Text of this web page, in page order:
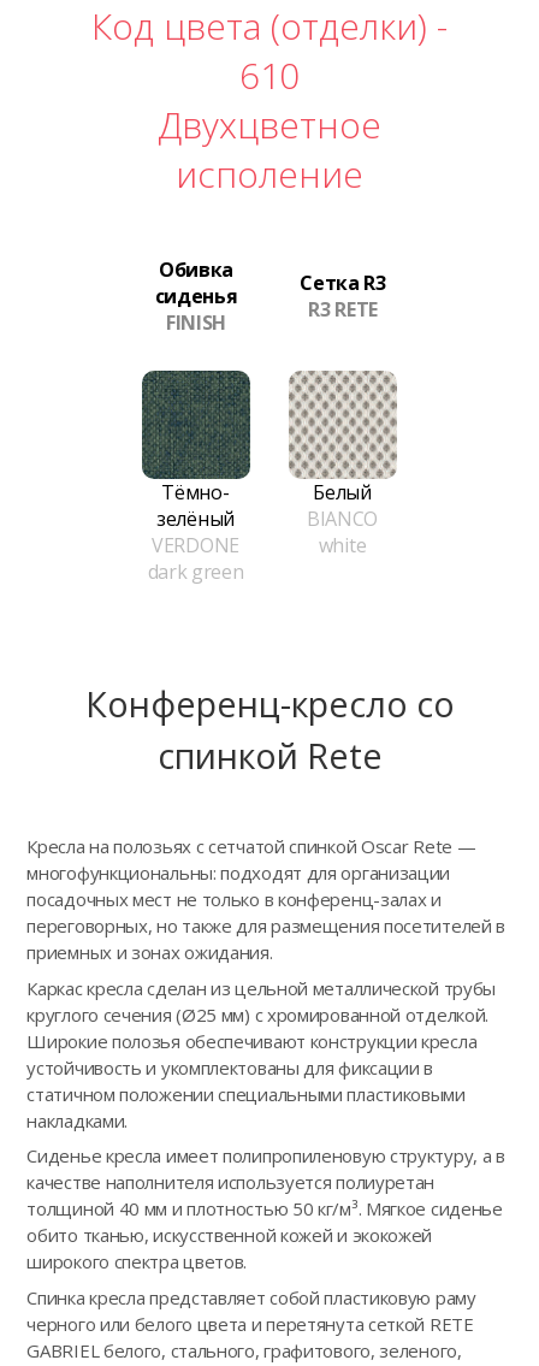
Код цвета (отделки) -
610
Двухцветное
исполение
Обивка
сиденья
FINISH
Сетка R3
R3 RETE
Тёмно-
зелёный
VERDONE
dark green
Белый
BIANCO
white
Конференц-кресло сo
спинкой Rete
Кресла на полозьях с сетчатой спинкой Oscar Rete —
многофункциональны: подходят для организации
посадочных мест не только в конференц-залах и
переговорных, но также для размещения посетителей в
приемных и зонах ожидания.
Каркас кресла сделан из цельной металлической трубы
круглого сечения (Ø25 мм) с хромированной отделкой.
Широкие полозья обеспечивают конструкции кресла
устойчивость и укомплектованы для фиксации в
статичном положении специальными пластиковыми
накладками.
Сиденье кресла имеет полипропиленовую структуру, а в
качестве наполнителя используется полиуретан
толщиной 40 мм и плотностью 50 кг/м³. Мягкое сиденье
обито тканью, искусственной кожей и экокожей
широкого спектра цветов.
Спинка кресла представляет собой пластиковую раму
черного или белого цвета и перетянута сеткой RETE
GABRIEL белого, стального, графитового, зеленого,